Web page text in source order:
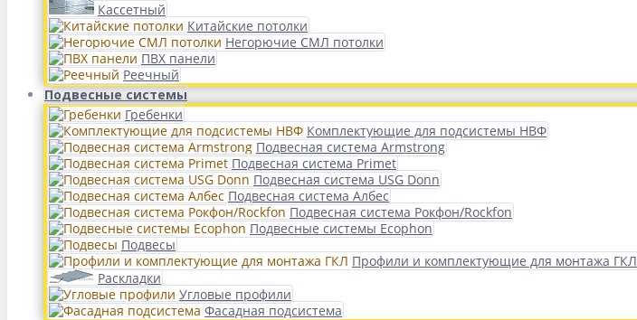
Кассетный
Китайские потолки
Негорючие СМЛ потолки
ПВХ панели
Реечный
Подвесные системы
Гребенки
Комплектующие для подсистемы НВФ
Подвесная система Armstrong
Подвесная система Primet
Подвесная система USG Donn
Подвесная система Албес
Подвесная система Рокфон/Rockfon
Подвесные системы Ecophon
Подвесы
Профили и комплектующие для монтажа ГКЛ
Раскладки
Угловые профили
Фасадная подсистема